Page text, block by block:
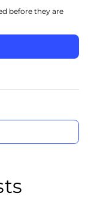
before they are